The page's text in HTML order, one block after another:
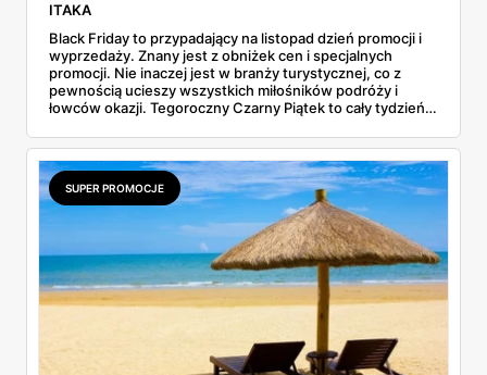
ITAKA
Black Friday to przypadający na listopad dzień promocji i
wyprzedaży. Znany jest z obniżek cen i specjalnych
promocji. Nie inaczej jest w branży turystycznej, co z
pewnością ucieszy wszystkich miłośników podróży i
łowców okazji. Tegoroczny Czarny Piątek to cały tydzień
Podróży ITAKA podczas Black Friday Week.
SUPER PROMOCJE